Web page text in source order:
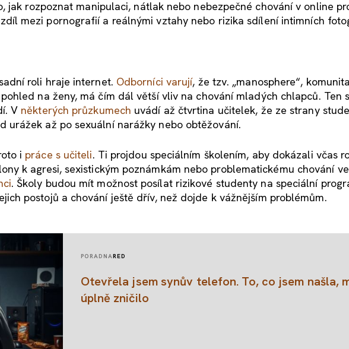
jak rozpoznat manipulaci, nátlak nebo nebezpečné chování v online
mezi pornografií a reálnými vztahy nebo rizika sdílení intimních
roli hraje internet. Odborníci varují, že tzv. „manosphere“,
na ženy, má čím dál větší vliv na chování mladých chlapců. Ten
V některých průzkumech uvádí až čtvrtina učitelek, že ze strany
urážek až po sexuální narážky nebo obtěžování.
i práce s učiteli. Ti projdou speciálním školením, aby dokázali včas
k agresi, sexistickým poznámkám nebo problematickému chování
. Školy budou mít možnost posílat rizikové studenty na speciální
postojů a chování ještě dřív, než dojde k vážnějším problémům.
PORADNARED
Otevřela jsem synův telefon. To, co jsem našla,
úplně zničilo